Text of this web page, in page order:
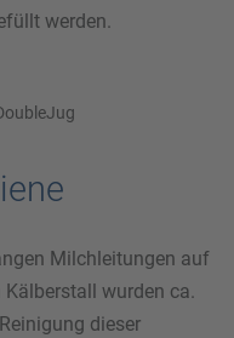
werden.
Milchleitungen auf
wurden ca.
dieser